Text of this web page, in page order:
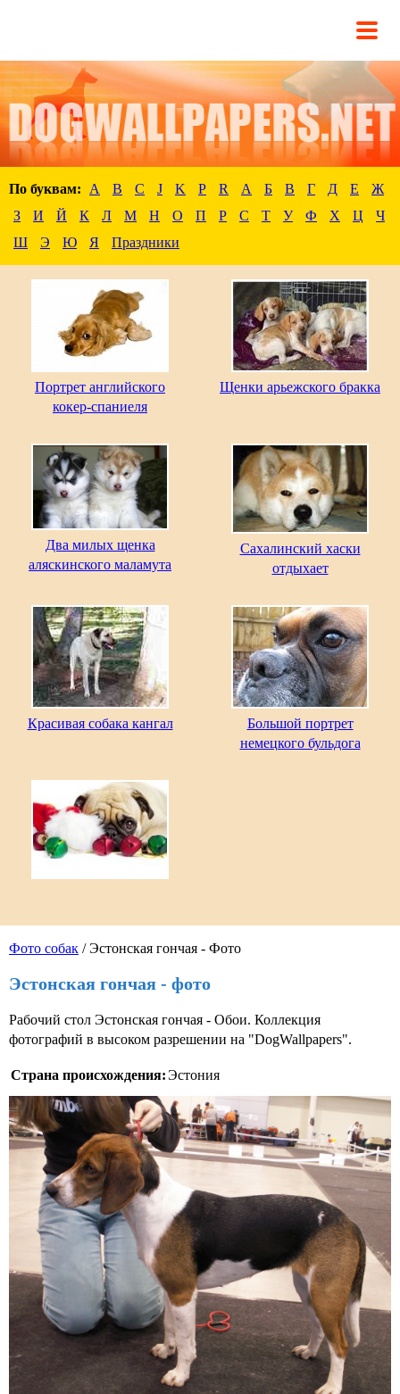
По буквам: A B C J K P R А Б В Г Д Е
Ж
З
И Й К Л М Н О П Р С Т У Ф Х Ц
Ч
Ш
Э Ю Я Праздники
Фото собак / Эстонская гончая - Фото
Эстонская гончая - фото
Рабочий стол Эстонская гончая - Обои. Коллекция
фотографий в высоком разрешении на "DogWallpapers".
Страна происхождения:Эстония
Портрет английского
кокер-спаниеля
Щенки арьежского бракка
Два милых щенка
аляскинского маламута
Сахалинский хаски
отдыхает
Красивая собака кангал
Большой портрет
немецкого бульдога